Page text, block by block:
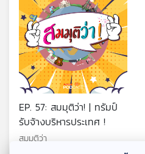
EP. 57: สมมุติว่า! | ทรัมป์
รับจ้างบริหารประเทศ !
สมมุติว่า